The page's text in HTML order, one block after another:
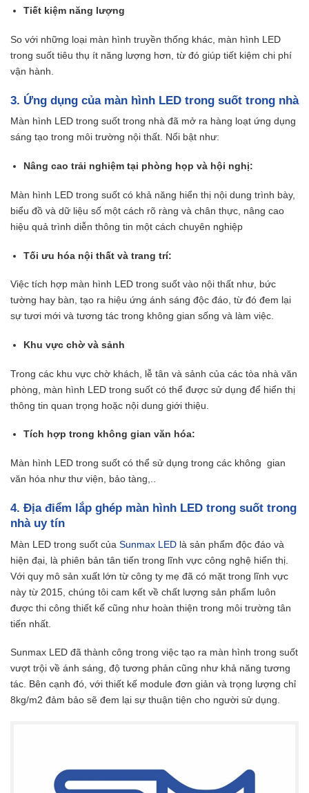
Tiết kiệm năng lượng
So với những loại màn hình truyền thống khác, màn hình LED
trong suốt tiêu thụ ít năng lượng hơn, từ đó giúp tiết kiệm chi phí
vận hành.
3. Ứng dụng của màn hình LED trong suốt trong nhà
Màn hình LED trong suốt trong nhà đã mở ra hàng loạt ứng dụng
sáng tạo trong môi trường nội thất. Nổi bật như:
Nâng cao trải nghiệm tại phòng họp và hội nghị:
Màn hình LED trong suốt có khả năng hiển thị nội dung trình bày,
biểu đồ và dữ liệu số một cách rõ ràng và chân thực, nâng cao
hiệu quả trình diễn thông tin một cách chuyên nghiệp
Tối ưu hóa nội thất và trang trí:
Việc tích hợp màn hình LED trong suốt vào nội thất như, bức
tường hay bàn, tạo ra hiệu ứng ánh sáng độc đáo, từ đó đem lại
sự tươi mới và tương tác trong không gian sống và làm việc.
Khu vực chờ và sảnh
Trong các khu vực chờ khách, lễ tân và sảnh của các tòa nhà văn
phòng, màn hình LED trong suốt có thể được sử dụng để hiển thị
thông tin quan trọng hoặc nội dung giới thiệu.
Tích hợp trong không gian văn hóa:
Màn hình LED trong suốt có thể sử dụng trong các không gian
văn hóa như thư viện, bảo tàng,..
4. Địa điểm lắp ghép màn hình LED trong suốt trong
nhà uy tín
Màn LED trong suốt của Sunmax LED là sản phẩm độc đáo và
hiện đại, là phiên bản tân tiến trong lĩnh vực công nghệ hiển thị.
Với quy mô sản xuất lớn từ công ty mẹ đã có mặt trong lĩnh vực
này từ 2015, chúng tôi cam kết về chất lượng sản phẩm luôn
được thi công thiết kế cũng như hoàn thiện trong môi trường tân
tiến nhất.
Sunmax LED đã thành công trong việc tạo ra màn hình trong suốt
vượt trội về ánh sáng, độ tương phản cũng như khả năng tương
tác. Bên cạnh đó, với thiết kế module đơn giản và trọng lượng chỉ
8kg/m2 đảm bảo sẽ đem lại sự thuận tiện cho người sử dụng.